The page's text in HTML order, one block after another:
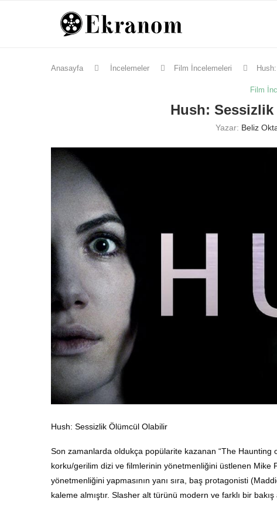
Anasayfa İncelemeler Film İncelemeleri
Film
Hush:
Yazar: Beliz
Hush: Sessizlik Ölümcül Olabilir
Son zamanlarda oldukça popülarite kazanan “The Haunting
korku/gerilim dizi ve filmlerinin yönetmenliğini üstlenen Mike
yönetmenliğini yapmasının yanı sıra, baş protagonisti
kaleme almıştır. Slasher alt türünü modern ve farklı bir bakış